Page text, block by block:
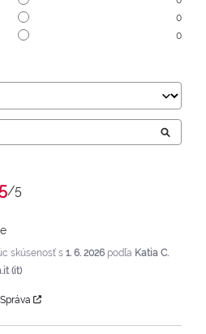
0
0
5/5
skúsenosť s 1. 6. 2026 podľa Katia C.
(it)
Správa